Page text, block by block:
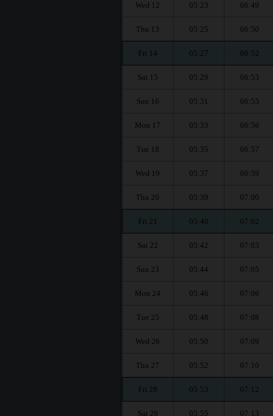
Wed 12 05:23 06:49
Thu 13 05:25 06:50
Fri 14 05:27 06:52
Sat 15 05:29 06:53
Sun 16 05:31 06:55
Mon 17 05:33 06:56
Tue 18 05:35 06:57
Wed 19 05:37 06:59
Thu 20 05:39 07:00
Fri 21 05:40 07:02
Sat 22 05:42 07:03
Sun 23 05:44 07:05
Mon 24 05:46 07:06
Tue 25 05:48 07:08
Wed 26 05:50 07:09
Thu 27 05:52 07:10
Fri 28 05:53 07:12
Sat 29 05:55 07:13